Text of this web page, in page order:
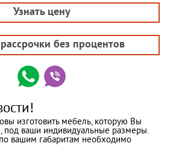
Узнать цену
без процентов
изготовить мебель, которую Вы
под ваши индивидуальные размеры.
вашим габаритам необходимо